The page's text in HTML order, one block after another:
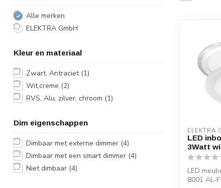
Alle merken
ELEKTRA GmbH
Kleur en materiaal
Zwart, Antraciet (1)
Wit,creme (2)
RVS, Alu, zilver, chroom (1)
Dim eigenschappen
Dimbaar met externe dimmer (4)
Dimbaar met een smart dimmer (4)
Niet dimbaar (4)
ELEKTRA
LED
3Watt
LED
8001 AL-